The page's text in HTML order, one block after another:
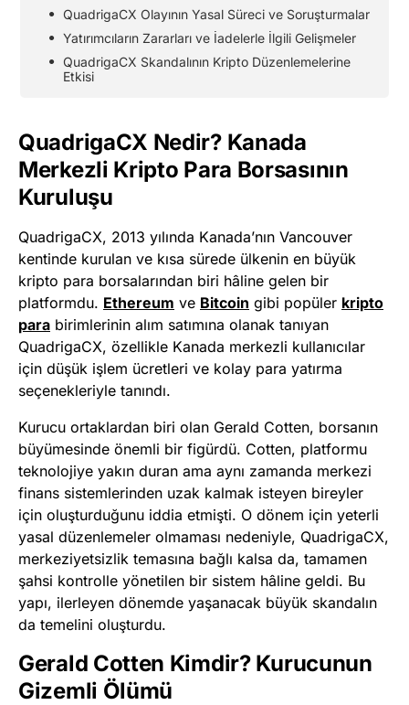
QuadrigaCX Olayının Yasal Süreci ve Soruşturmalar
Yatırımcıların Zararları ve İadelerle İlgili Gelişmeler
QuadrigaCX Skandalının Kripto Düzenlemelerine
Etkisi
QuadrigaCX Nedir? Kanada
Merkezli Kripto Para Borsasının
Kuruluşu
QuadrigaCX, 2013 yılında Kanada’nın Vancouver
kentinde kurulan ve kısa sürede ülkenin en büyük
kripto para borsalarından biri hâline gelen bir
platformdu. Ethereum ve Bitcoin gibi popüler kripto
para birimlerinin alım satımına olanak tanıyan
QuadrigaCX, özellikle Kanada merkezli kullanıcılar
için düşük işlem ücretleri ve kolay para yatırma
seçenekleriyle tanındı.
Kurucu ortaklardan biri olan Gerald Cotten, borsanın
büyümesinde önemli bir figürdü. Cotten, platformu
teknolojiye yakın duran ama aynı zamanda merkezi
finans sistemlerinden uzak kalmak isteyen bireyler
için oluşturduğunu iddia etmişti. O dönem için yeterli
yasal düzenlemeler olmaması nedeniyle, QuadrigaCX,
merkeziyetsizlik temasına bağlı kalsa da, tamamen
şahsi kontrolle yönetilen bir sistem hâline geldi. Bu
yapı, ilerleyen dönemde yaşanacak büyük skandalın
da temelini oluşturdu.
Gerald Cotten Kimdir? Kurucunun
Gizemli Ölümü